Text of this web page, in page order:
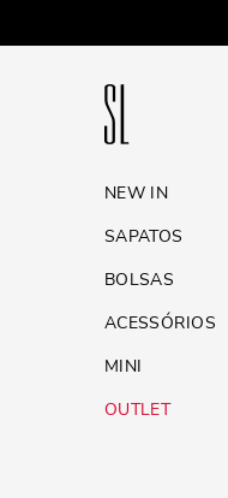
NEW IN
SAPATOS
BOLSAS
ACESSÓRIOS
MINI
OUTLET